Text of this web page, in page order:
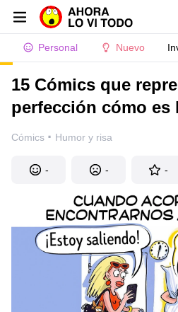
Personal Nuevo
15 Cómics que
perfección cómo es
Cómics · Humor y risa
- - -